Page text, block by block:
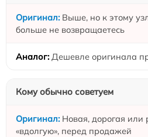
Выше, но к этому
больше не возвращаетесь
Дешевле оригинала
Кому обычно советуем
Новая, дорогая или
«вдолгую», перед продажей